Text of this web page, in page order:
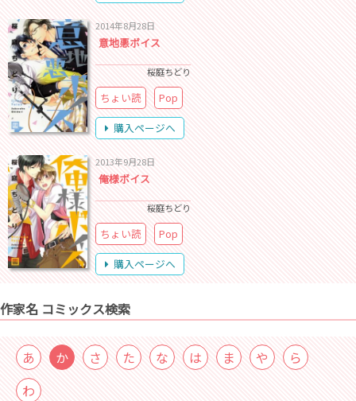
2014年8月28日
意地悪ボイス
桜庭ちどり
ちょい読
Pop
購入ページへ
2013年9月28日
俺様ボイス
桜庭ちどり
ちょい読
Pop
購入ページへ
作家名 コミックス検索
あ か さ た な は ま や
ら
わ